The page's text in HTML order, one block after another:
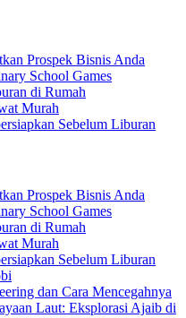
Prospek Bisnis Anda
School Games
di Rumah
Murah
Sebelum Liburan
Prospek Bisnis Anda
School Games
di Rumah
Murah
Sebelum Liburan
dan Cara Mencegahnya
Laut: Eksplorasi Ajaib di